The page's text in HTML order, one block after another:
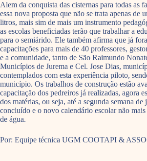
Alem da conquista das cisternas para todas as
essa nova proposta que não se trata apenas de
litros, mais sim de mais um instrumento
as escolas beneficiadas terão que trabalhar a
para o semiárido. Ele também afirma que já
capacitações para mais de 40 professores,
e a comunidade, tanto de São Raimundo
Municípios de Jurema e Cel. Jose Dias,
contemplados com esta experiência piloto,
município. Os trabalhos de construção estão
capacitação dos pedreiros já realizadas, agora
dos matérias, ou seja, até a segunda semana
concluído e o novo calendário escolar não
de água.
Por: Equipe técnica UGM COOTAPI &